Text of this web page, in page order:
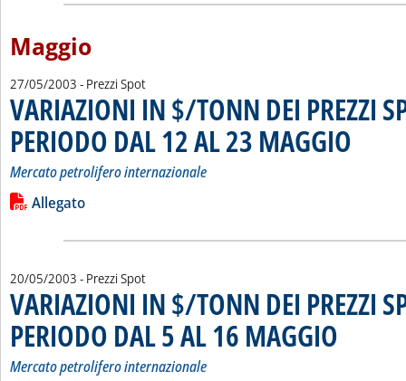
Maggio
27/05/2003 - Prezzi Spot
VARIAZIONI IN $/TONN DEI PREZZI
PERIODO DAL 12 AL 23 MAGGIO
Mercato petrolifero internazionale
Leggi tutta la notizia: 'VARIAZIONI IN $/TONN DEI PREZZI
Lista allegati PDF alla notizia
Allegato
20/05/2003 - Prezzi Spot
VARIAZIONI IN $/TONN DEI PREZZI
PERIODO DAL 5 AL 16 MAGGIO
Mercato petrolifero internazionale